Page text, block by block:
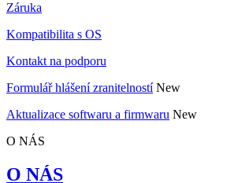
Záruka
Kompatibilita s OS
Kontakt na podporu
Formulář hlášení zranitelností New
Aktualizace softwaru a firmwaru New
O NÁS
O NÁS